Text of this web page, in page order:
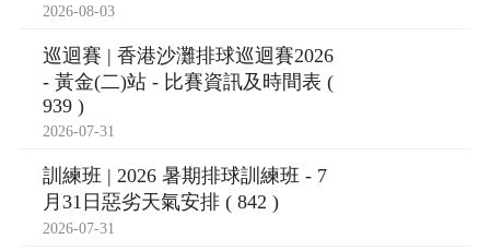
2026-08-03
巡迴賽 | 香港沙灘排球巡迴賽2026
- 黃金(二)站 - 比賽資訊及時間表 (
939 )
2026-07-31
訓練班 | 2026 暑期排球訓練班 - 7
月31日惡劣天氣安排 ( 842 )
2026-07-31